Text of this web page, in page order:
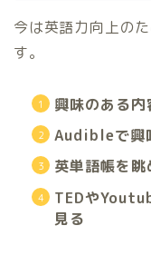
今は英語力向上の
す。
興味のある
Audibleで興
英単語帳を眺
TEDや
見る